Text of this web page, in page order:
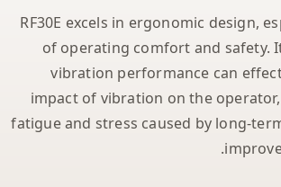
RF30E excels in ergonomic design,
of operating comfort and safety.
vibration performance can
impact of vibration on the
fatigue and stress caused by long-